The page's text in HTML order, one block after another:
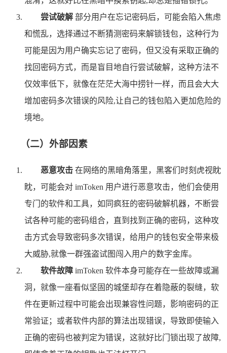
尝试破解 部分用户在忘记密码后，可能会陷入焦虑
和慌乱，选择通过不断猜测密码来解锁钱包，这种行为
可能是因为用户确实忘记了密码，但又没有采取正确的
找回密码方式，而是盲目地自行尝试破解，这种方法不
仅效率低下，就像在茫茫大海中捞针一样，而且会大大
增加密码多次错误的风险,让自己的钱包陷入更加危险的
境地。
（二）外部因素
恶意攻击 在网络的黑暗角落里，黑客们时刻虎视眈
眈，可能会对 imToken 用户进行恶意攻击，他们会使用
专门的软件和工具，如同疯狂的密码破解机器，不断尝
试各种可能的密码组合，直到找到正确的密码，这种攻
击方式会导致密码多次错误，给用户的钱包安全带来极
大威胁,就像一群强盗试图闯入用户的数字金库。
软件故障 imToken 软件本身可能存在一些故障或漏
洞，就像一座看似坚固的城堡却存在着隐蔽的裂缝，软
件在更新过程中可能会出现兼容性问题，影响密码的正
常验证；或者软件内部的算法出现错误，导致即使输入
正确的密码也被判定为错误，这就好比门锁出现了故障,